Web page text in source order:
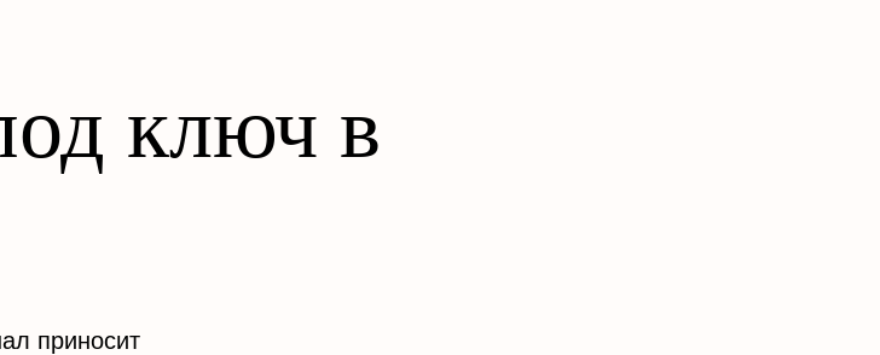
ключ в
приносит